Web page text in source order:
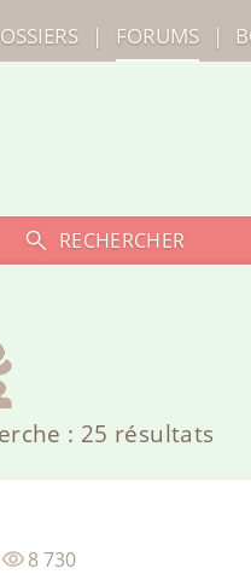
RECHERCHER
: 25 résultats
8 730
| FORUMS |